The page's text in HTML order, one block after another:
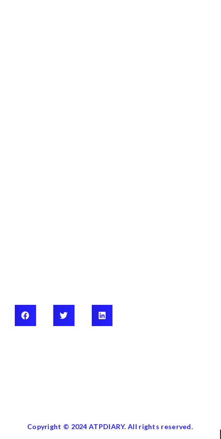
Copyright © 2024 ATPDIARY. All rights reserved.